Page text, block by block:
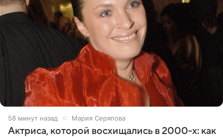
59 минут назад Мария Серяпова
Актриса, которой восхищались в 2000-х: как